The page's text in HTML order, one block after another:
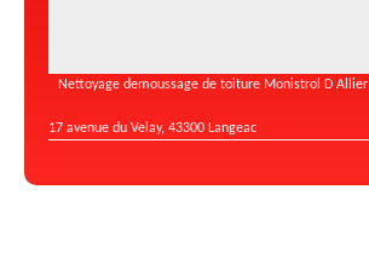
Nettoyage demoussage de toiture Monistrol D Allier
17 avenue du Velay, 43300 Langeac